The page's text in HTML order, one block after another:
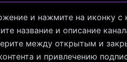
и нажмите на иконку
название и описание
между открытым и
и привлечению